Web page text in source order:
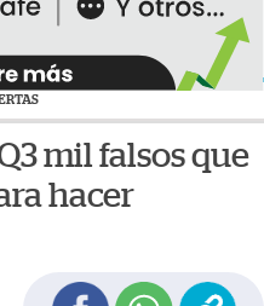
mil falsos que
hacer